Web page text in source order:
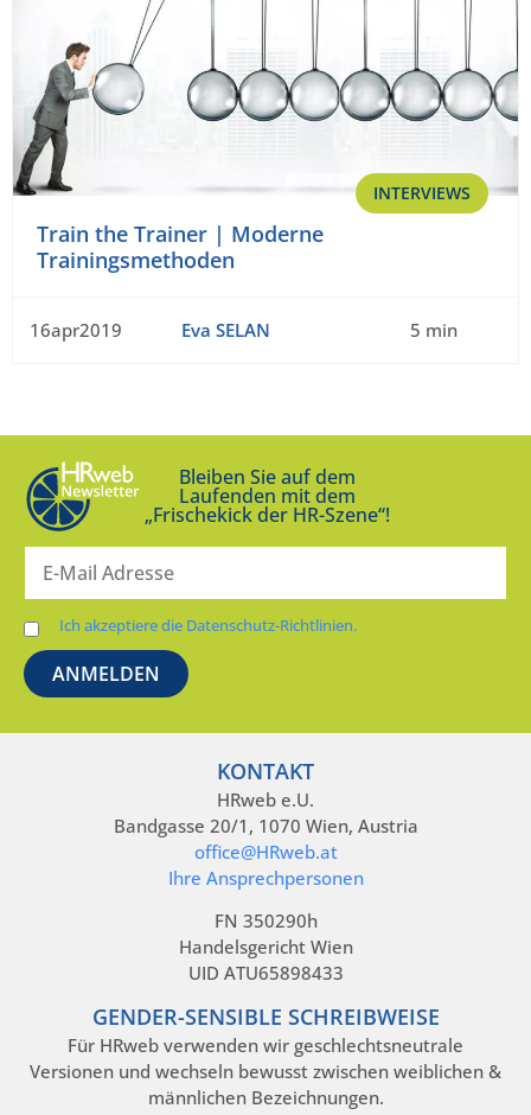
INTERVIEWS
Train the Trainer | Moderne
Trainingsmethoden
16apr2019 Eva SELAN 5 min
Bleiben Sie auf dem
Laufenden mit dem
„Frischekick der HR-Szene“!
Ich akzeptiere die Datenschutz-Richtlinien.
KONTAKT
HRweb e.U.
Bandgasse 20/1, 1070 Wien, Austria
office@HRweb.at
Ihre Ansprechpersonen
FN 350290h
Handelsgericht Wien
UID ATU65898433
GENDER-SENSIBLE SCHREIBWEISE
Für HRweb verwenden wir geschlechtsneutrale
Versionen und wechseln bewusst zwischen weiblichen &
männlichen Bezeichnungen.